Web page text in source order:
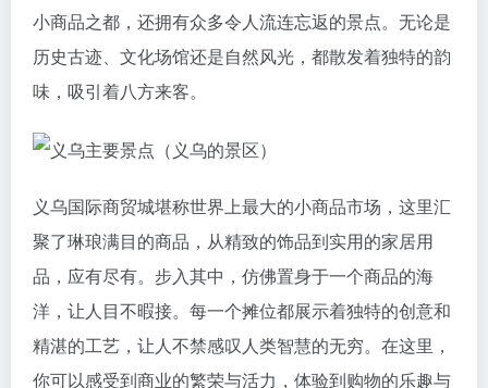
小商品之都，还拥有众多令人流连忘返的景点。无论是
历史古迹、文化场馆还是自然风光，都散发着独特的韵
味，吸引着八方来客。
义乌国际商贸城堪称世界上最大的小商品市场，这里汇
聚了琳琅满目的商品，从精致的饰品到实用的家居用
品，应有尽有。步入其中，仿佛置身于一个商品的海
洋，让人目不暇接。每一个摊位都展示着独特的创意和
精湛的工艺，让人不禁感叹人类智慧的无穷。在这里，
你可以感受到商业的繁荣与活力，体验到购物的乐趣与